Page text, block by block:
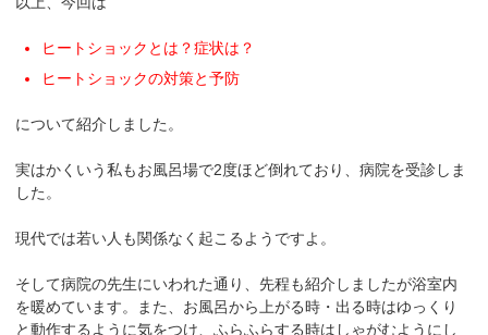
ヒートショックとは？症状は？
ヒートショックの対策と予防
について紹介しました。
実はかくいう私もお風呂場で2度ほど倒れており、病院を受診しま
した。
現代では若い人も関係なく起こるようですよ。
そして病院の先生にいわれた通り、先程も紹介しましたが浴室内
を暖めています。また、お風呂から上がる時・出る時はゆっくり
と動作するように気をつけ、ふらふらする時はしゃがむようにし